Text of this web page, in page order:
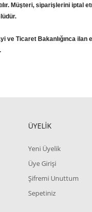
Müşteri, siparişlerini iptal
ve Ticaret Bakanlığınca
ÜYELİK
Yeni Üyelik
Üye Girişi
Şifremi Unuttum
Sepetiniz